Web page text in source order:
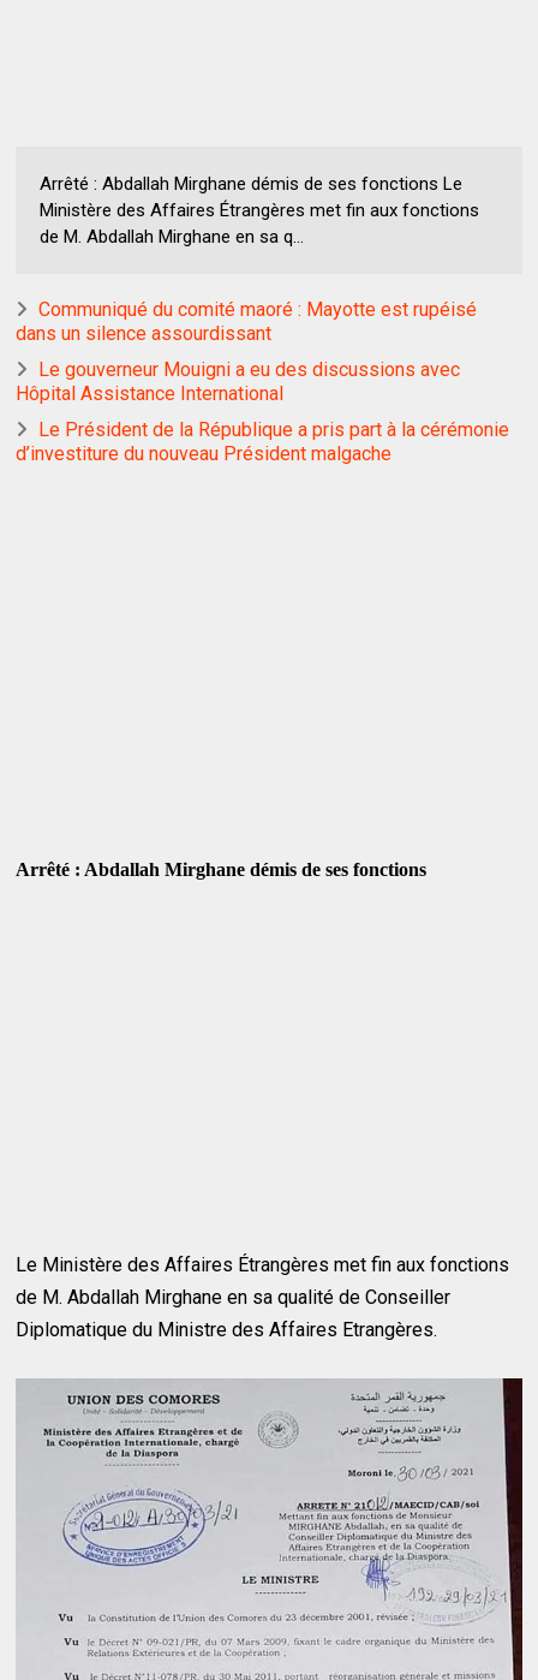
Arrêté : Abdallah Mirghane démis de ses fonctions Le
Ministère des Affaires Étrangères met fin aux fonctions
de M. Abdallah Mirghane en sa q...
Communiqué du comité maoré : Mayotte est rupéisé
dans un silence assourdissant
Le gouverneur Mouigni a eu des discussions avec
Hôpital Assistance International
Le Président de la République a pris part à la cérémonie
d’investiture du nouveau Président malgache
Arrêté : Abdallah Mirghane démis de ses fonctions
Le Ministère des Affaires Étrangères met fin aux fonctions
de M. Abdallah Mirghane en sa qualité de Conseiller
Diplomatique du Ministre des Affaires Etrangères.